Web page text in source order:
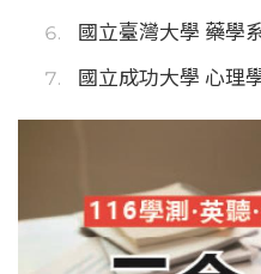
國立臺灣大學 藥學
國立成功大學 心理